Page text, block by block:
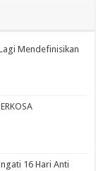
Mendefinisikan
16 Hari Anti